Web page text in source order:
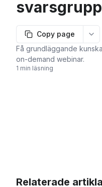
Copy page
Få grundläggande
on-demand webinar.
1 min läsning
Relaterade